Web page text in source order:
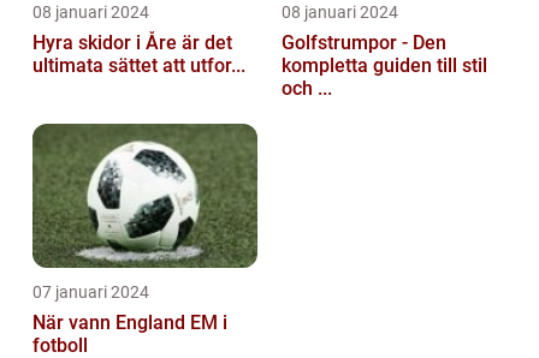
08 januari 2024
Hyra skidor i Åre är det
ultimata sättet att utfor...
08 januari 2024
Golfstrumpor - Den
kompletta guiden till stil
och ...
07 januari 2024
När vann England EM i
fotboll